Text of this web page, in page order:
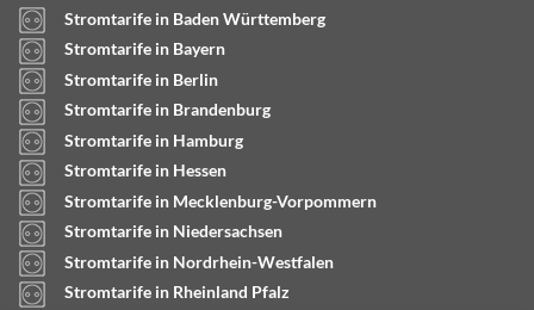
Stromtarife in Baden Württemberg
Stromtarife in Bayern
Stromtarife in Berlin
Stromtarife in Brandenburg
Stromtarife in Hamburg
Stromtarife in Hessen
Stromtarife in Mecklenburg-Vorpommern
Stromtarife in Niedersachsen
Stromtarife in Nordrhein-Westfalen
Stromtarife in Rheinland Pfalz